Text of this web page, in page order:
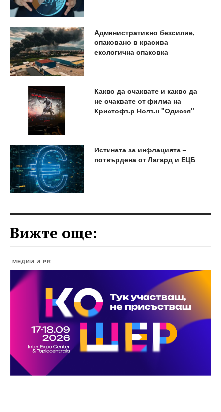
Административно безсилие,
опаковано в красива
екологична опаковка
Какво да очаквате и какво да
не очаквате от филма на
Кристофър Нолън "Одисея"
Истината за инфлацията –
потвърдена от Лагард и ЕЦБ
Вижте още:
МЕДИИ И PR